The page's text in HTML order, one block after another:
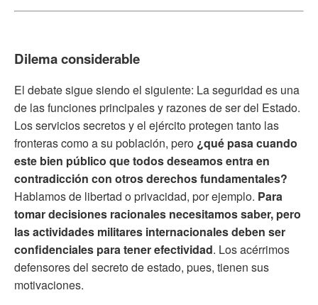
Dilema considerable
El debate sigue siendo el siguiente: La seguridad es una
de las funciones principales y razones de ser del Estado.
Los servicios secretos y el ejército protegen tanto las
fronteras como a su población, pero ¿qué pasa cuando
este bien público que todos deseamos entra en
contradicción con otros derechos fundamentales?
Hablamos de libertad o privacidad, por ejemplo. Para
tomar decisiones racionales necesitamos saber, pero
las actividades militares internacionales deben ser
confidenciales para tener efectividad. Los acérrimos
defensores del secreto de estado, pues, tienen sus
motivaciones.